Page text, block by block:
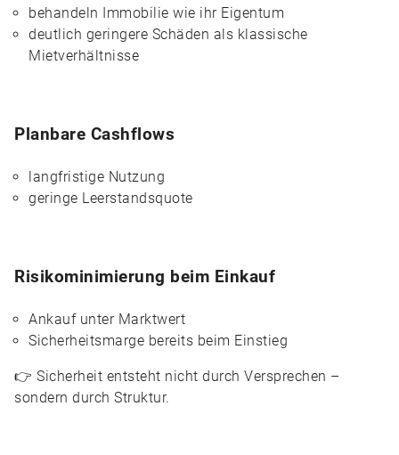
behandeln Immobilie wie ihr Eigentum
deutlich geringere Schäden als klassische
Mietverhältnisse
Planbare Cashflows
langfristige Nutzung
geringe Leerstandsquote
Risikominimierung beim Einkauf
Ankauf unter Marktwert
Sicherheitsmarge bereits beim Einstieg
👉 Sicherheit entsteht nicht durch Versprechen –
sondern durch Struktur.